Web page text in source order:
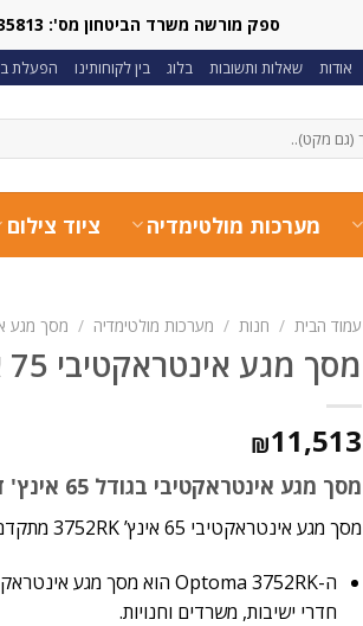
ספק מורשה משרד הביטחון מס': 0011035813
אודות שאלות ותשובות בלוג בין לקוחותינו הפעלת
מערכות מולטימדיה ציוד צילום
עמוד הבית / חנות / מערכות מולטימדיה / מסך מגע
מסך מגע אינטראקטיבי 75 אינטש OPTOMA 5752RK
₪11,513
מסך מגע אינטראקטיבי בגודל 65 אינץ' דגם OPTOMA 3752RK
מסך מגע אינטראקטיבי 65 אינץ’ 3752RK מתקדם עם מגוון תכונות לשיתוף פעולה, חינוך ויצירה.
חדרי ישיבות, משרדים וחנויות.